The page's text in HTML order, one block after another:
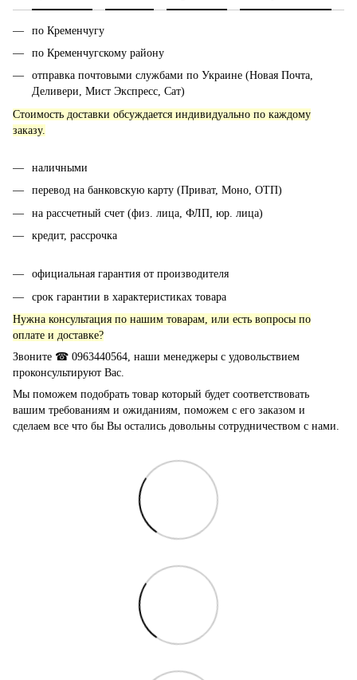
по Кременчугу
по Кременчугскому району
отправка почтовыми службами по Украине (Новая Почта,
Деливери, Мист Экспресс, Сат)
Стоимость доставки обсуждается индивидуально по каждому
заказу.
наличными
перевод на банковскую карту (Приват, Моно, ОТП)
на рассчетный счет (физ. лица, ФЛП, юр. лица)
кредит, рассрочка
официальная гарантия от производителя
срок гарантии в характеристиках товара
Нужна консультация по нашим товарам, или есть вопросы по
оплате и доставке?
Звоните ☎ 0963440564, наши менеджеры с удовольствием
проконсультируют Вас.
Мы поможем подобрать товар который будет соответствовать
вашим требованиям и ожиданиям, поможем с его заказом и
сделаем все что бы Вы остались довольны сотрудничеством с нами.